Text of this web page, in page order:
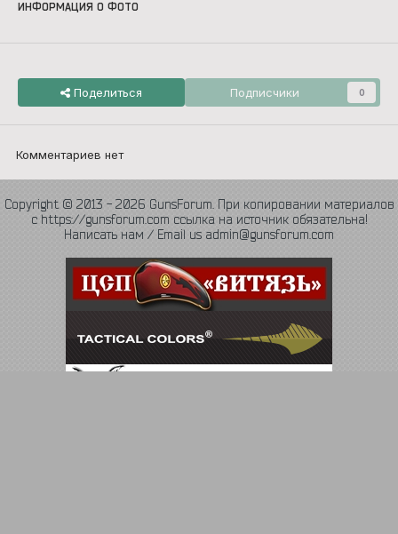
ИНФОРМАЦИЯ О ФОТО
Поделиться Подписчики 0
Комментариев нет
Copyright © 2013 - 2026 GunsForum. При копировании материалов
с https://gunsforum.com ссылка на источник обязательна!
Написать нам / Email us admin@gunsforum.com